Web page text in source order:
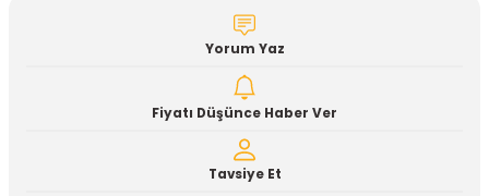
Yorum Yaz
Fiyatı Düşünce Haber Ver
Tavsiye Et